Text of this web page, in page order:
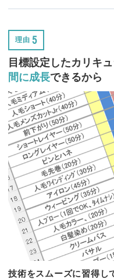
理由 5
目標設定したカリキ
間に成長できるから
技術をスムーズに習得し